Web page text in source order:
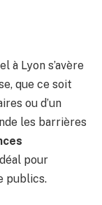
à Lyon s’avère
que ce soit
ou d’un
les barrières
pour
publics.